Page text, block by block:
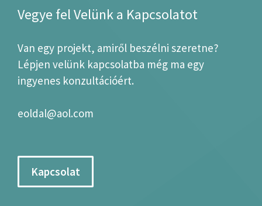
Vegye fel Velünk a Kapcsolatot
Van egy projekt, amiről beszélni szeretne?
Lépjen velünk kapcsolatba még ma egy
ingyenes konzultációért.
eoldal@aol.com
Kapcsolat